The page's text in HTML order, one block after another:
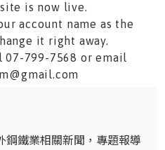
is now live.
account name as the
it right away.
07-799-7568 or email
鋼鐵業相關新聞，專題報導